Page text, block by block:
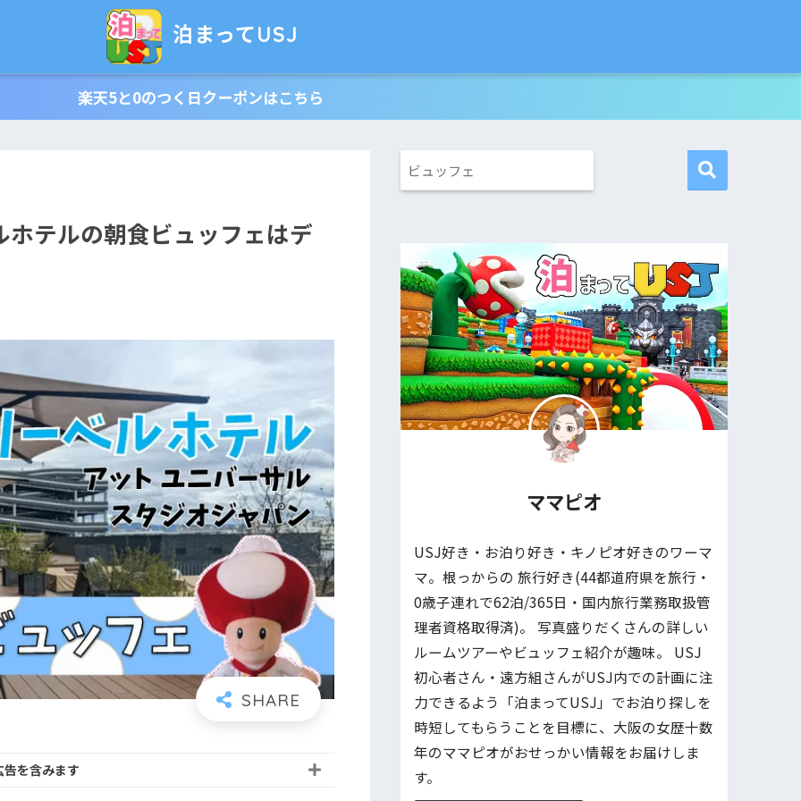
泊まってUSJ
楽天5と0のつく日クーポンはこちら
テルの朝食ビュッフェはデ
を含みます
ママピオ
USJ好き・お泊り好き・キノピオ好きのワーマ
マ。根っからの 旅行好き(44都道府県を旅行・
0歳子連れで62泊/365日・国内旅行業務取扱管
理者資格取得済)。 写真盛りだくさんの詳しい
ルームツアーやビュッフェ紹介が趣味。 USJ
初心者さん・遠方組さんがUSJ内での計画に注
力できるよう「泊まってUSJ」でお泊り探しを
時短してもらうことを目標に、大阪の女歴十数
年のママピオがおせっかい情報をお届けしま
す。